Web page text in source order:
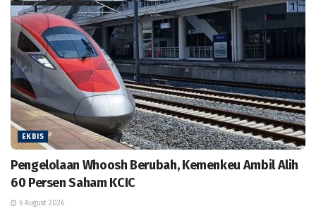
EKBIS
Pengelolaan Whoosh Berubah, Kemenkeu Ambil Alih
60 Persen Saham KCIC
6 August 2026